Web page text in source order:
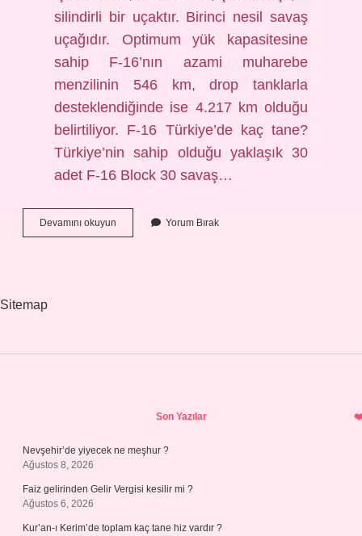
silindirli bir uçaktır. Birinci nesil savaş
uçağıdır. Optimum yük kapasitesine
sahip F-16’nın azami muharebe
menzilinin 546 km, drop tanklarla
desteklendiğinde ise 4.217 km olduğu
belirtiliyor. F-16 Türkiye’de kaç tane?
Türkiye’nin sahip olduğu yaklaşık 30
adet F-16 Block 30 savaş…
Devamını okuyun
16
Yorum Bırak
Sitemap
Son Yazılar
Nevşehir’de yiyecek ne meşhur ?
Ağustos 8, 2026
Faiz gelirinden Gelir Vergisi kesilir mi ?
Ağustos 6, 2026
Kur’an-ı Kerim’de toplam kaç tane hiz vardır ?